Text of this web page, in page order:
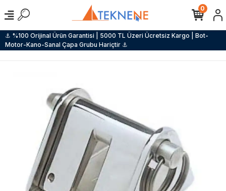
⚓ %100 Orijinal Ürün Garantisi | 5000 TL Üzeri Ücretsiz Kargo | Bot-
Motor-Kano-Sanal Çapa Grubu Hariçtir ⚓
0